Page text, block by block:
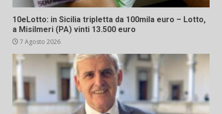
10eLotto: in Sicilia tripletta da 100mila euro – Lotto,
a Misilmeri (PA) vinti 13.500 euro
7 Agosto 2026